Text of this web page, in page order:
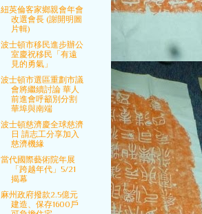
紐英倫客家鄉親會年會
改選會長 (謝開明圖
片輯)
波士頓市移民進步辦公
室慶祝移民「有遠
見的勇氣」
波士頓市選區重劃市議
會將繼續討論 華人
前進會呼籲別分割
華埠與南端
波士頓慈濟慶全球慈濟
日 請志工分享加入
慈濟機緣
當代國際藝術院年展
「跨越年代」5/21
揭幕
麻州政府撥款2.5億元
建造、保存1600戶